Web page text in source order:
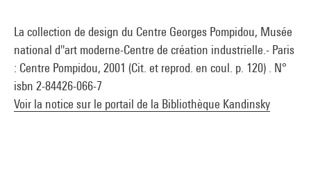
La collection de design du Centre Georges Pompidou, Musée
national d''art moderne-Centre de création industrielle.- Paris
: Centre Pompidou, 2001 (Cit. et reprod. en coul. p. 120) . N°
isbn 2-84426-066-7
Voir la notice sur le portail de la Bibliothèque Kandinsky